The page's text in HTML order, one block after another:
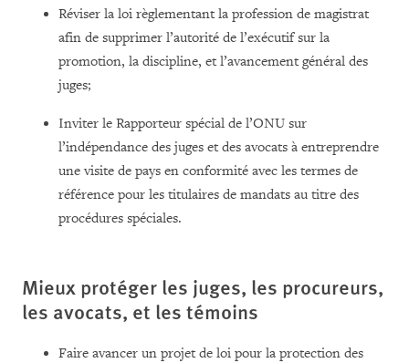
Réviser la loi règlementant la profession de magistrat
afin de supprimer l’autorité de l’exécutif sur la
promotion, la discipline, et l’avancement général des
juges;
Inviter le Rapporteur spécial de l’ONU sur
l’indépendance des juges et des avocats à entreprendre
une visite de pays en conformité avec les termes de
référence pour les titulaires de mandats au titre des
procédures spéciales.
Mieux protéger les juges, les procureurs,
les avocats, et les témoins
Faire avancer un projet de loi pour la protection des